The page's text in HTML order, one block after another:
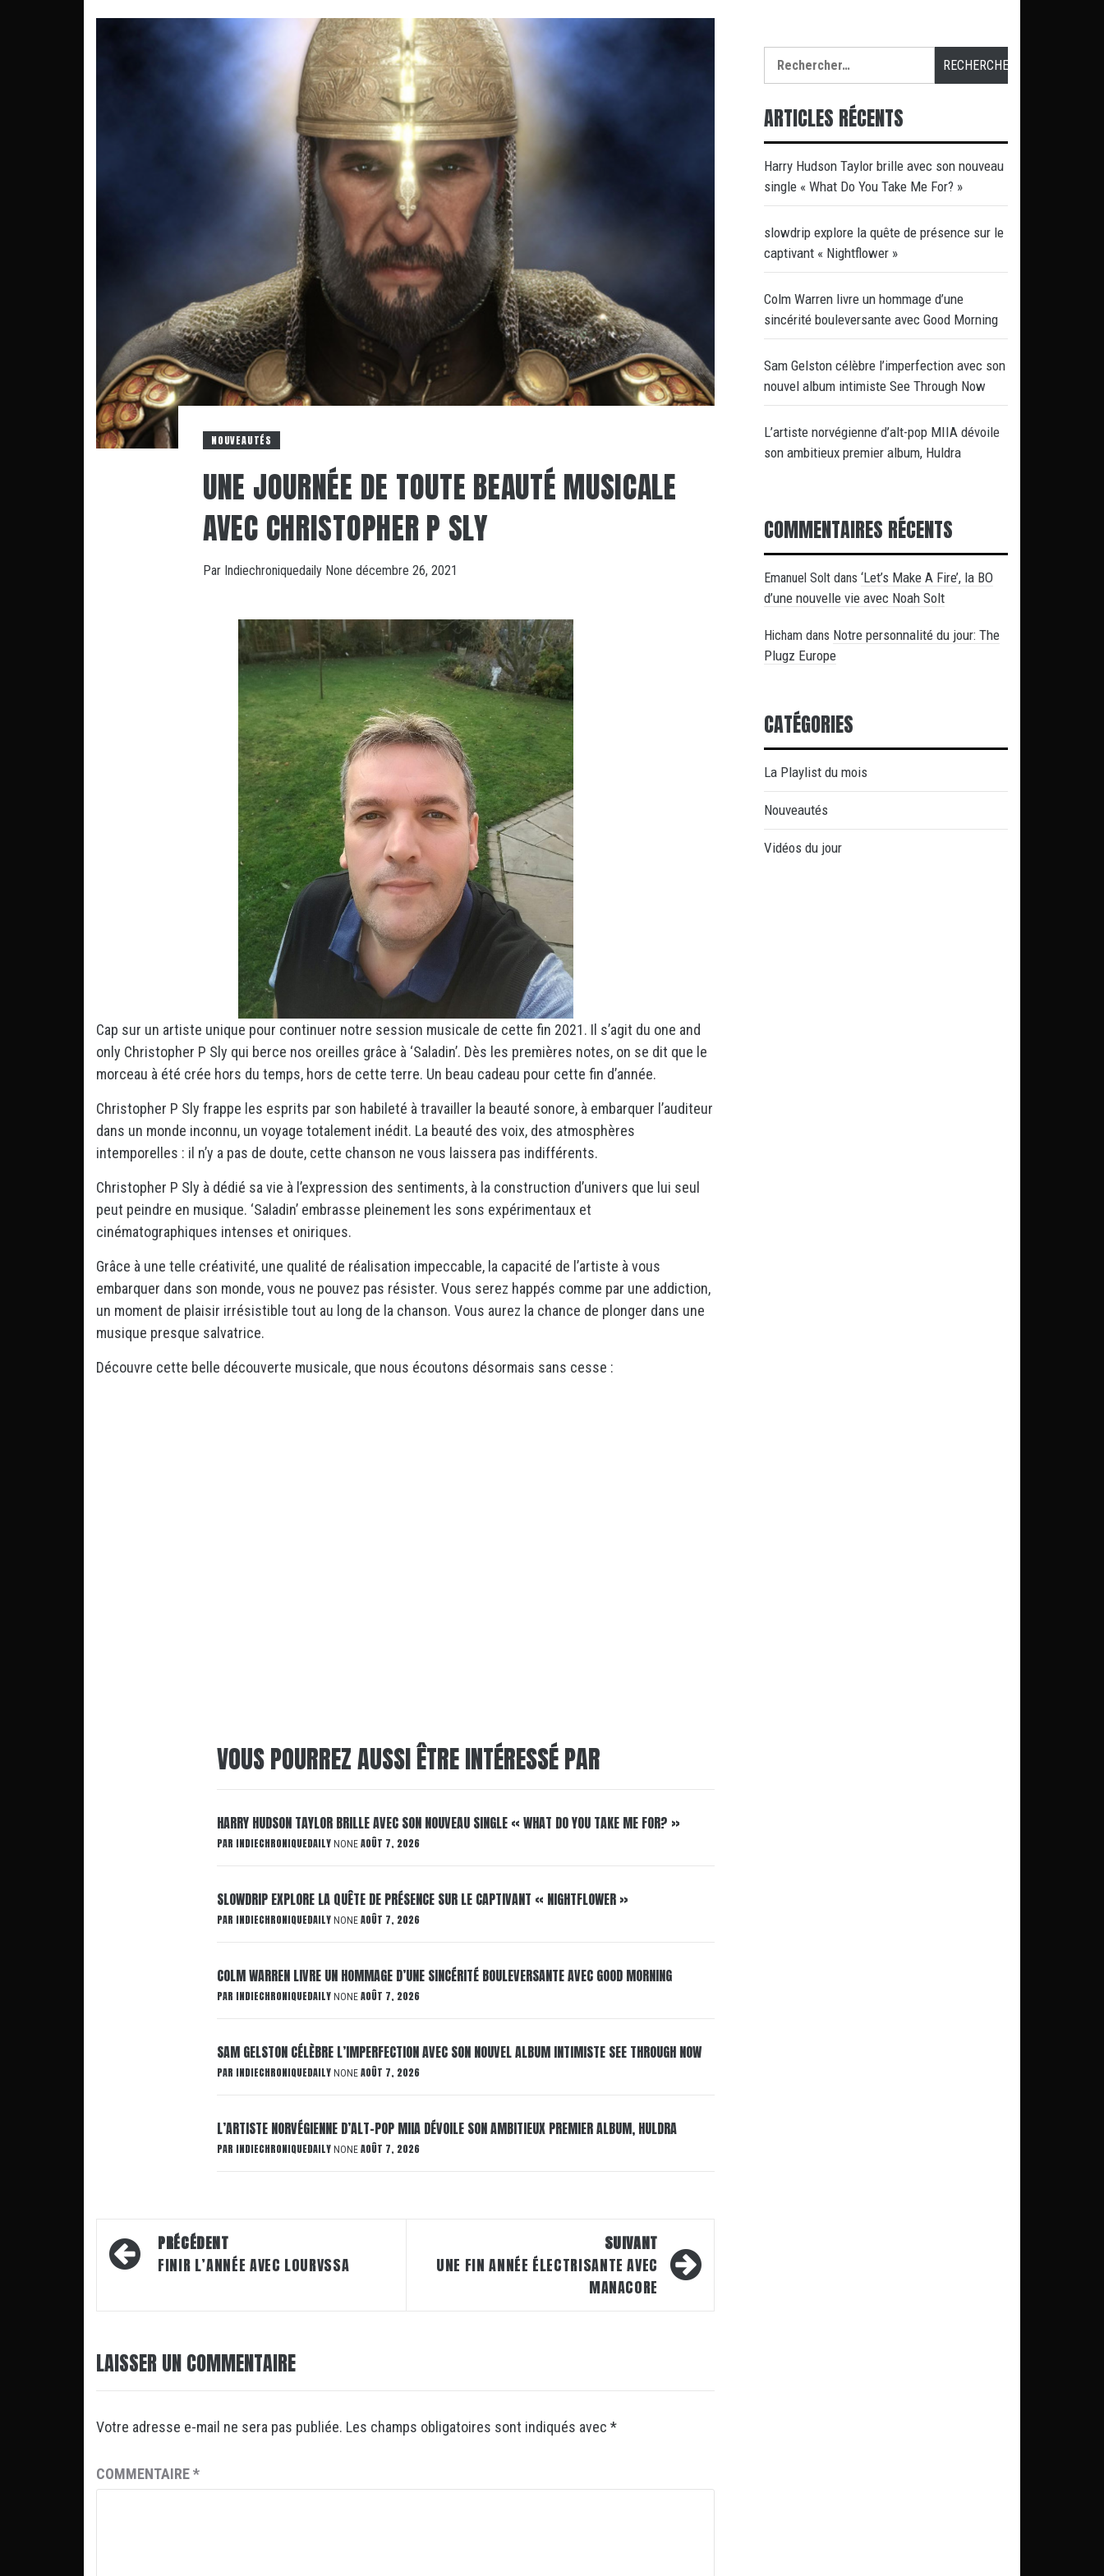
NOUVEAUTÉS
UNE JOURNÉE DE TOUTE BEAUTÉ MUSICALE
AVEC CHRISTOPHER P SLY
Par Indiechroniquedaily None décembre 26, 2021
Cap sur un artiste unique pour continuer notre session musicale de cette fin 2021. Il s’agit du one and
only Christopher P Sly qui berce nos oreilles grâce à ‘Saladin’. Dès les premières notes, on se dit que le
morceau à été crée hors du temps, hors de cette terre. Un beau cadeau pour cette fin d’année.
Christopher P Sly frappe les esprits par son habileté à travailler la beauté sonore, à embarquer l’auditeur
dans un monde inconnu, un voyage totalement inédit. La beauté des voix, des atmosphères
intemporelles : il n’y a pas de doute, cette chanson ne vous laissera pas indifférents.
Christopher P Sly à dédié sa vie à l’expression des sentiments, à la construction d’univers que lui seul
peut peindre en musique. ‘Saladin’ embrasse pleinement les sons expérimentaux et
cinématographiques intenses et oniriques.
Grâce à une telle créativité, une qualité de réalisation impeccable, la capacité de l’artiste à vous
embarquer dans son monde, vous ne pouvez pas résister. Vous serez happés comme par une addiction,
un moment de plaisir irrésistible tout au long de la chanson. Vous aurez la chance de plonger dans une
musique presque salvatrice.
Découvre cette belle découverte musicale, que nous écoutons désormais sans cesse :
VOUS POURREZ AUSSI ÊTRE INTÉRESSÉ PAR
HARRY HUDSON TAYLOR BRILLE AVEC SON NOUVEAU SINGLE « WHAT DO YOU TAKE ME FOR? »
PAR INDIECHRONIQUEDAILY NONE AOÛT 7, 2026
SLOWDRIP EXPLORE LA QUÊTE DE PRÉSENCE SUR LE CAPTIVANT « NIGHTFLOWER »
PAR INDIECHRONIQUEDAILY NONE AOÛT 7, 2026
COLM WARREN LIVRE UN HOMMAGE D’UNE SINCÉRITÉ BOULEVERSANTE AVEC GOOD MORNING
PAR INDIECHRONIQUEDAILY NONE AOÛT 7, 2026
SAM GELSTON CÉLÈBRE L’IMPERFECTION AVEC SON NOUVEL ALBUM INTIMISTE SEE THROUGH NOW
PAR INDIECHRONIQUEDAILY NONE AOÛT 7, 2026
L’ARTISTE NORVÉGIENNE D’ALT-POP MIIA DÉVOILE SON AMBITIEUX PREMIER ALBUM, HULDRA
PAR INDIECHRONIQUEDAILY NONE AOÛT 7, 2026
Navigation
d’article
PRÉCÉDENT
FINIR L’ANNÉE AVEC LOURVSSA
SUIVANT
UNE FIN ANNÉE ÉLECTRISANTE AVEC
MANACORE
LAISSER UN COMMENTAIRE
Votre adresse e-mail ne sera pas publiée. Les champs obligatoires sont indiqués avec *
COMMENTAIRE*
ARTICLES RÉCENTS
Harry Hudson Taylor brille avec son nouveau
single « What Do You Take Me For? »
slowdrip explore la quête de présence sur le
captivant « Nightflower »
Colm Warren livre un hommage d’une
sincérité bouleversante avec Good Morning
Sam Gelston célèbre l’imperfection avec son
nouvel album intimiste See Through Now
L’artiste norvégienne d’alt-pop MIIA dévoile
son ambitieux premier album, Huldra
COMMENTAIRES RÉCENTS
Emanuel Solt dans ‘Let’s Make A Fire’, la BO
d’une nouvelle vie avec Noah Solt
Hicham dans Notre personnalité du jour: The
Plugz Europe
CATÉGORIES
La Playlist du mois
Nouveautés
Vidéos du jour